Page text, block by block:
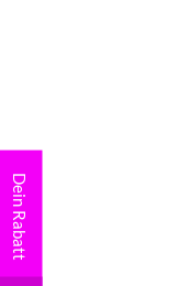
Dein Rabatt